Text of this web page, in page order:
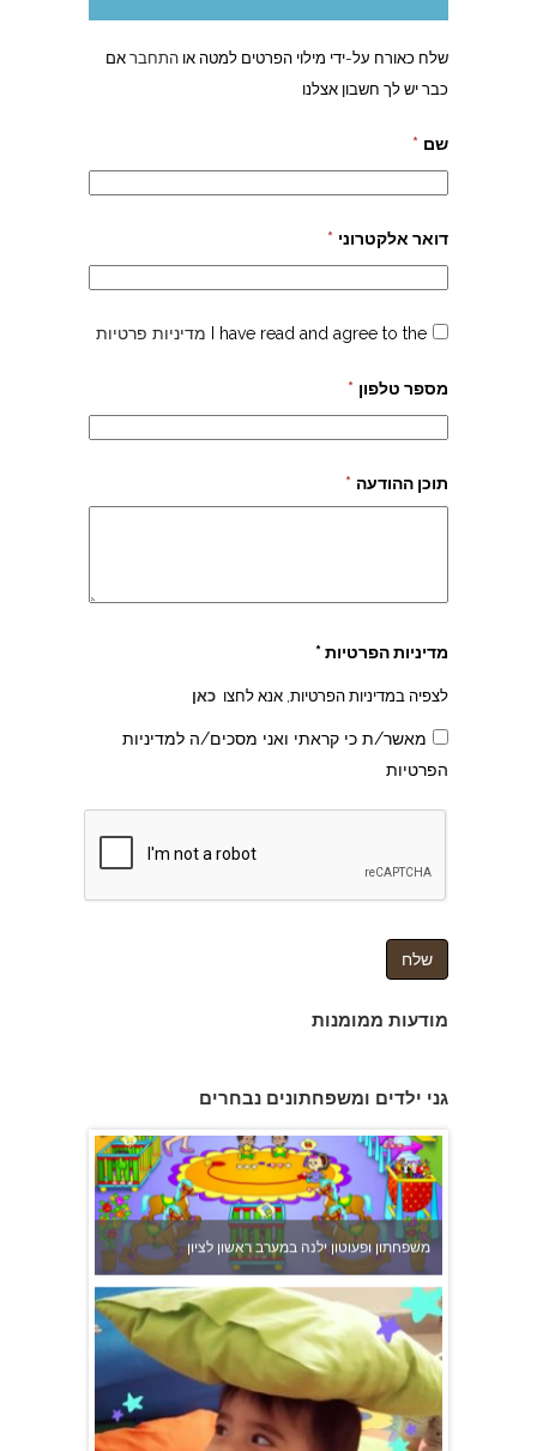
שלח כאורח על-ידי מילוי הפרטים למטה או התחבראם
כבר יש לך חשבון אצלנו
שם *
דואר אלקטרוני *
I have read and agree to the מדיניות פרטיות
מספר טלפון *
תוכן ההודעה *
מדיניות הפרטיות *
לצפיה במדיניות הפרטיות, אנא לחצו כאן
מאשר/ת כי קראתי ואני מסכים/ה למדיניות
הפרטיות
מודעות ממומנות
גני ילדים ומשפחתונים נבחרים
משפחתון ופעוטון ילנה במערב ראשון לציון